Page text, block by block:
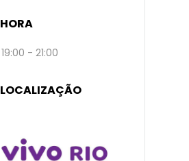
HORA
19:00 - 21:00
LOCALIZAÇÃO